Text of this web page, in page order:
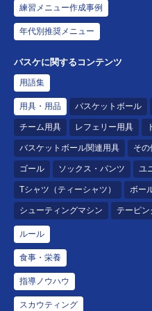
練習メニュー作成事例
年代別推奨メニュー
バスケに関するコンテンツ
用語集
用具・用品 バスケットボール
チーム用具 レフェリー用具
バスケットボール関連用具 その
ゴール ソックス・パンツ ユ
Tシャツ（ティーシャツ） ボー
シューティングマシン テーピン
ルール
食事・栄養
指導ノウハウ
スカウティング